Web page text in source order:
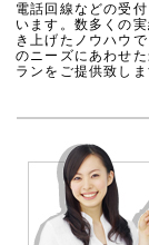
電話回線などの受
います。数多くの
き上げたノウハウ
のニーズにあわせ
ランをご提供致しま